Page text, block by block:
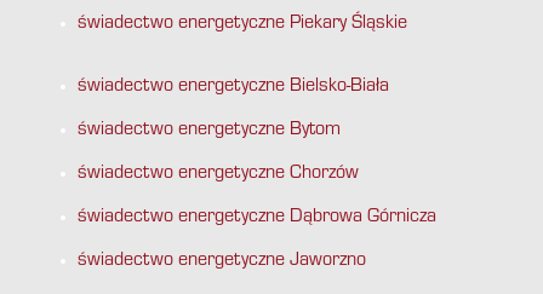
świadectwo energetyczne Piekary Śląskie
świadectwo energetyczne Bielsko-Biała
świadectwo energetyczne Bytom
świadectwo energetyczne Chorzów
świadectwo energetyczne Dąbrowa Górnicza
świadectwo energetyczne Jaworzno